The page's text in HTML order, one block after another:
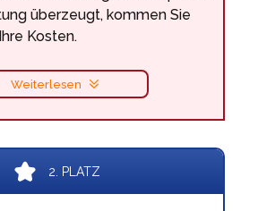
überzeugt, kommen Sie
Kosten.
Weiterlesen
2. PLATZ